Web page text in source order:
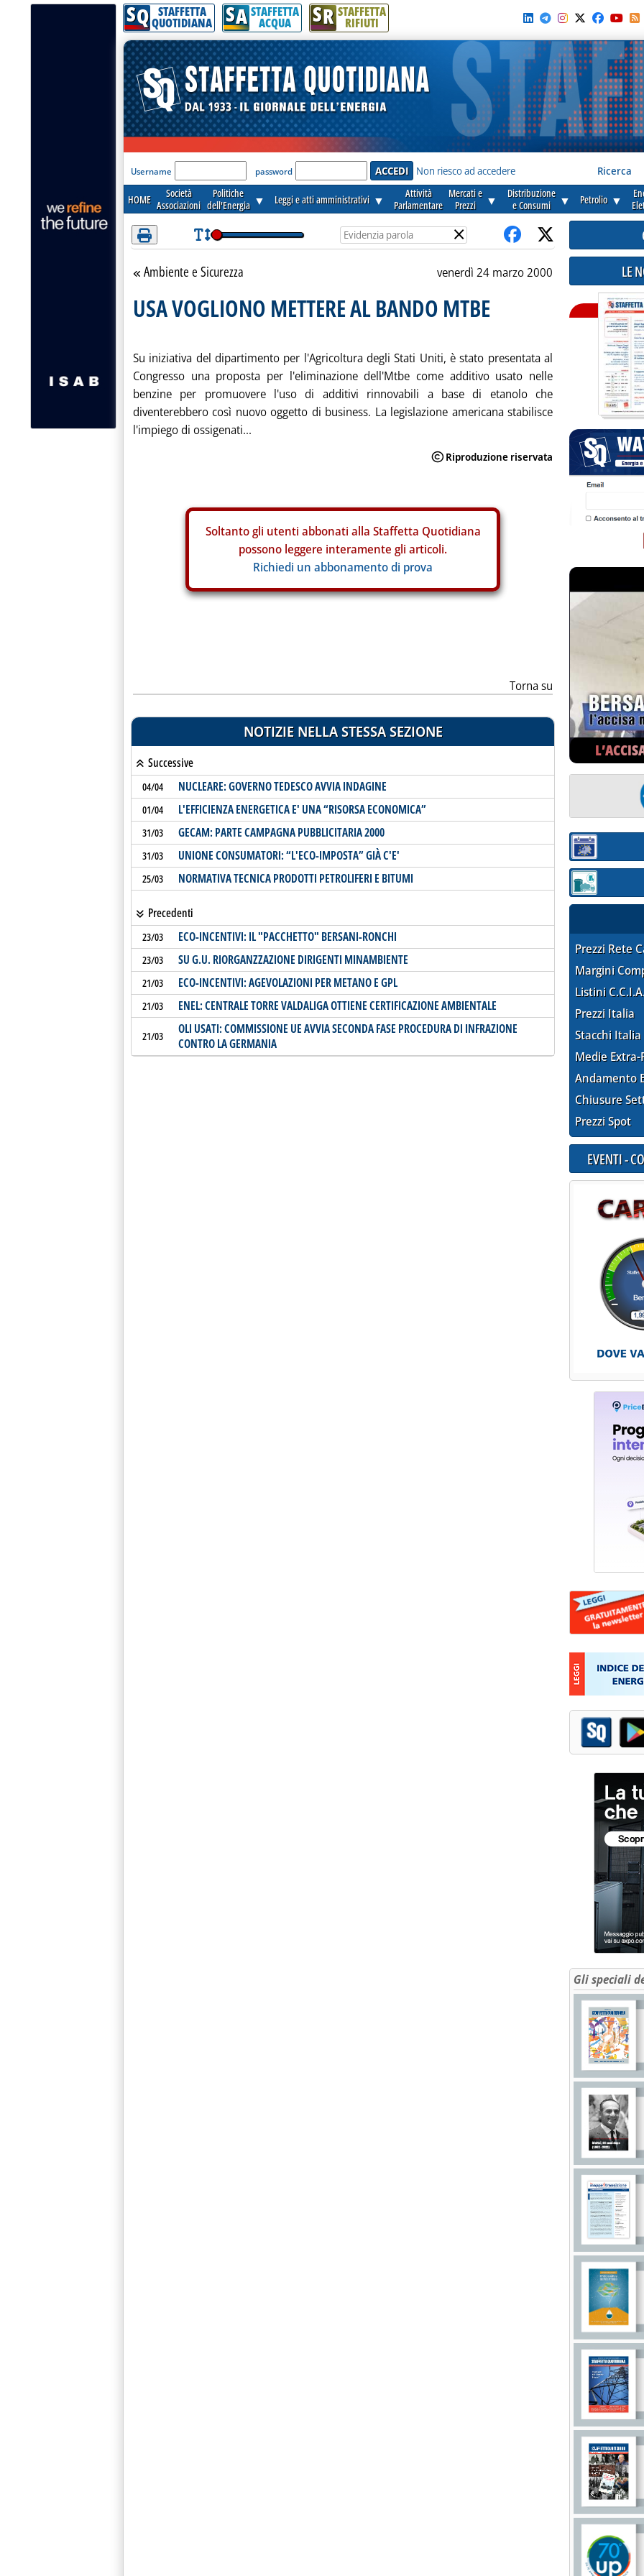
Attenzione! Esegui l'accesso per lèggere interamente la notizia.
SQ STAFFETTA
QUOTIDIANA SA STAFFETTA
ACQUA SR STAFFETTA
RIFIUTI
'Modulo Login per accedere'
Username password Non riesco ad accedere Ricerca
HOME
Società
Associazioni
Politiche
dell'Energia ▼ Leggi e atti amministrativi ▼
Attività
Parlamentare
Mercati e
Prezzi
▼
Distribuzione
e Consumi
▼ Petrolio ▼
×
Torna alla sezione
Ambiente e Sicurezza venerdì 24 marzo 2000
USA VOGLIONO METTERE AL BANDO MTBE
Su iniziativa del dipartimento per l'Agricoltura degli Stati Uniti, è stato presentata al
Congresso una proposta per l'eliminazione dell'Mtbe come additivo usato nelle
benzine per promuovere l'uso di additivi rinnovabili a base di etanolo che
diventerebbero così nuovo oggetto di business. La legislazione americana stabilisce
l'impiego di ossigenati...
Soltanto gli utenti abbonati alla Staffetta Quotidiana
possono leggere interamente gli articoli.
Richiedi un abbonamento di prova
Torna su
NOTIZIE NELLA STESSA SEZIONE
Successive
04/04 NUCLEARE: GOVERNO TEDESCO AVVIA INDAGINE
01/04 L'EFFICIENZA ENERGETICA E' UNA “RISORSA ECONOMICA”
31/03 GECAM: PARTE CAMPAGNA PUBBLICITARIA 2000
31/03 UNIONE CONSUMATORI: “L'ECO-IMPOSTA” GIÀ C'E'
25/03 NORMATIVA TECNICA PRODOTTI PETROLIFERI E BITUMI
Precedenti
23/03 ECO-INCENTIVI: IL "PACCHETTO" BERSANI-RONCHI
23/03 SU G.U. RIORGANZZAZIONE DIRIGENTI MINAMBIENTE
21/03 ECO-INCENTIVI: AGEVOLAZIONI PER METANO E GPL
21/03 ENEL: CENTRALE TORRE VALDALIGA OTTIENE CERTIFICAZIONE AMBIENTALE
21/03
OLI USATI: COMMISSIONE UE AVVIA SECONDA FASE PROCEDURA DI INFRAZIONE
CONTRO LA GERMANIA
LE
Sezione:
Sezione:
Prezzi Rete
Margini
Listini
Prezzi Italia
Stacchi Italia
Medie Extra-
Andamento
Chiusure
Prezzi Spot
EVENTI -
Gli speciali